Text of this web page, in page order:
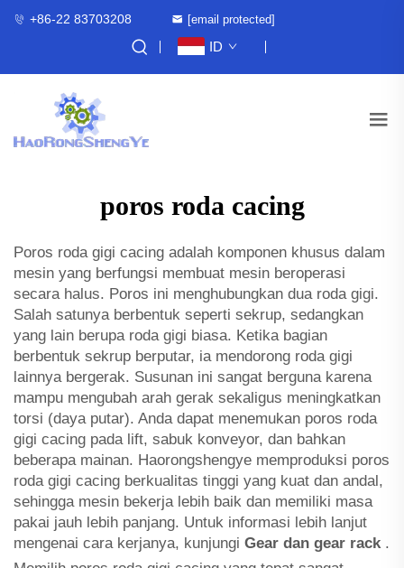
+86-22 83703208 [email protected]
ID
poros roda cacing
Poros roda gigi cacing adalah komponen khusus dalam
mesin yang berfungsi membuat mesin beroperasi
secara halus. Poros ini menghubungkan dua roda gigi.
Salah satunya berbentuk seperti sekrup, sedangkan
yang lain berupa roda gigi biasa. Ketika bagian
berbentuk sekrup berputar, ia mendorong roda gigi
lainnya bergerak. Susunan ini sangat berguna karena
mampu mengubah arah gerak sekaligus meningkatkan
torsi (daya putar). Anda dapat menemukan poros roda
gigi cacing pada lift, sabuk konveyor, dan bahkan
beberapa mainan. Haorongshengye memproduksi poros
roda gigi cacing berkualitas tinggi yang kuat dan andal,
sehingga mesin bekerja lebih baik dan memiliki masa
pakai jauh lebih panjang. Untuk informasi lebih lanjut
mengenai cara kerjanya, kunjungi Gear dan gear rack .